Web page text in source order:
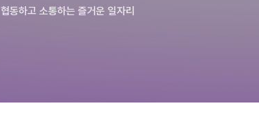
협동하고 소통하는 즐거운 일자리